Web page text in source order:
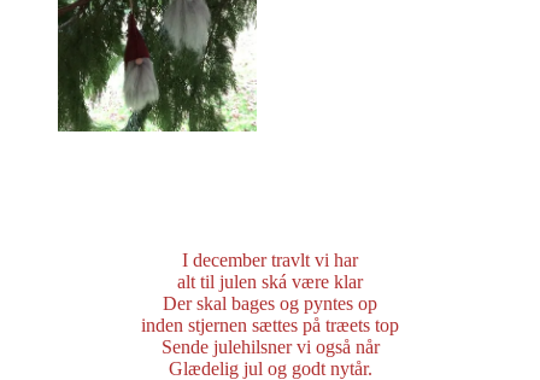
I december travlt vi har
alt til julen ská være klar
Der skal bages og pyntes op
inden stjernen sættes på træets top
Sende julehilsner vi også når
Glædelig jul og godt nytår.